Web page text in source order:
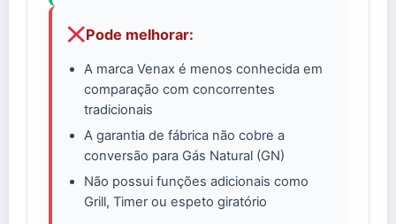
Pode melhorar:
A marca Venax é menos conhecida em
comparação com concorrentes
tradicionais
A garantia de fábrica não cobre a
conversão para Gás Natural (GN)
Não possui funções adicionais como
Grill, Timer ou espeto giratório